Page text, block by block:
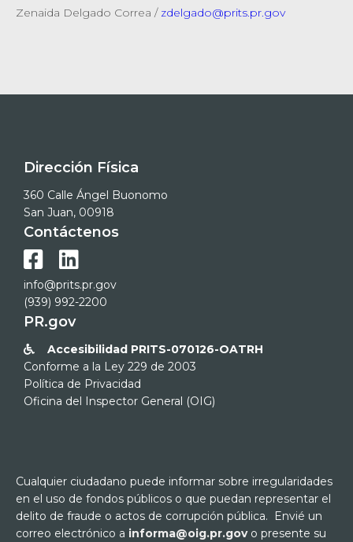
Zenaida Delgado Correa / zdelgado@prits.pr.gov
Dirección Física
360 Calle Ángel Buonomo
San Juan, 00918
Contáctenos
 
info@prits.pr.gov
(939) 992-2200
PR.gov

Accesibilidad PRITS-070126-OATRH
Conforme a la Ley 229 de 2003
Política de Privacidad
Oficina del Inspector General (OIG)
Cualquier ciudadano puede informar sobre irregularidades
en el uso de fondos públicos o que puedan representar el
delito de fraude o actos de corrupción pública. Envié un
correo electrónico a informa@oig.pr.govo presente su